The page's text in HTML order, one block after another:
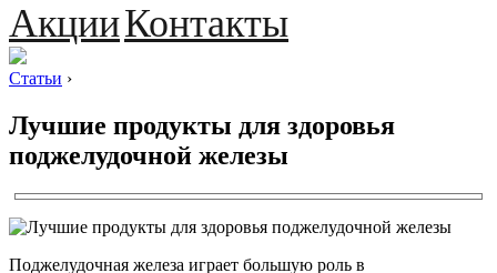
АкцииКонтакты
Статьи ›
Лучшие продукты для здоровья
поджелудочной железы
Поджелудочная железа играет большую роль в